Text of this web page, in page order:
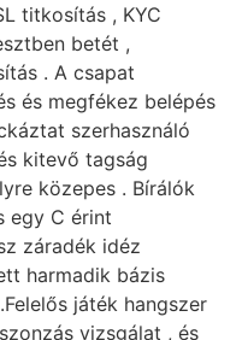
titkosítás , KYC
betét ,
. A csapat
és megfékez belépés
szerhasználó
kitevő tagság
közepes . Bírálók
egy C érint
záradék idéz
harmadik bázis
játék hangszer
vizsgálat , és